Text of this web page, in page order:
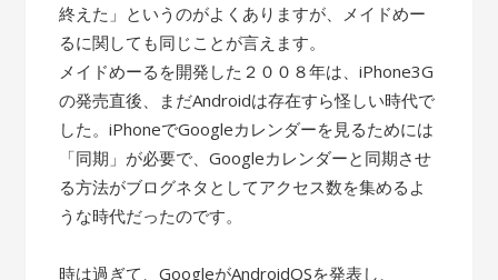
終えた」というのがよくありますが、メイドめー
るに関しても同じことが言えます。
メイドめーるを開発した２００８年は、iPhone3G
の発売直後、まだAndroidは存在すら怪しい時代で
した。iPhoneでGoogleカレンダーを見るためには
「同期」が必要で、Googleカレンダーと同期させ
る方法がブログネタとしてアクセス数を集めるよ
うな時代だったのです。
時は過ぎて、GoogleがAndroidOSを発表し、